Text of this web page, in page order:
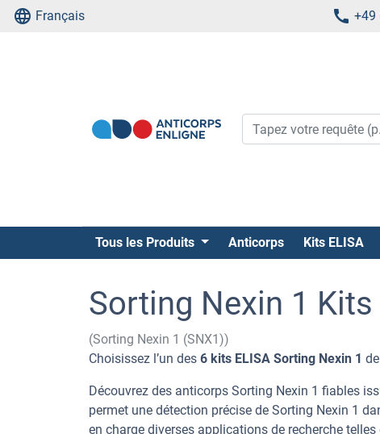
Français +49
Tous les Produits Anticorps Kits ELISA
Sorting Nexin 1 Kits
(Sorting Nexin 1 (SNX1))
Choisissez l’un des 6 kits ELISA Sorting Nexin 1
Découvrez des anticorps Sorting Nexin 1 fiables
permet une détection précise de Sorting Nexin 1
en charge diverses applications de recherche telles